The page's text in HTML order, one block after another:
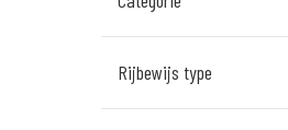
Hillegom
Leek
Rijbewijs type